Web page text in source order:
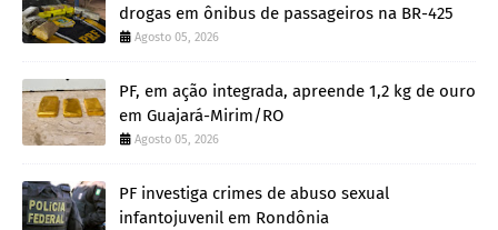
drogas em ônibus de passageiros na BR-425
Agosto 05, 2026
PF, em ação integrada, apreende 1,2 kg de ouro
em Guajará-Mirim/RO
Agosto 05, 2026
PF investiga crimes de abuso sexual
infantojuvenil em Rondônia